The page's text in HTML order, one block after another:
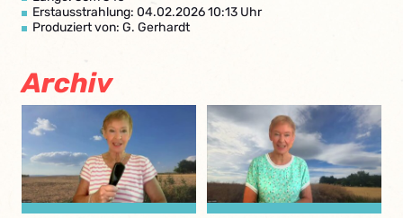
Erstausstrahlung: 04.02.2026 10:13 Uhr
Produziert von: G. Gerhardt
Archiv